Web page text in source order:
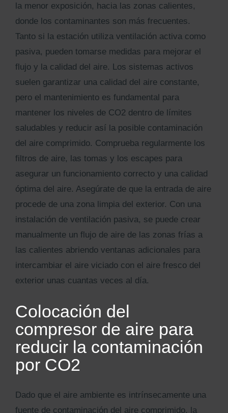
la menor exposición, hacia las zonas calientes,
donde los contaminantes son más frecuentes.
Tanto si la estación utiliza ventilación activa como
pasiva, pueden tomarse medidas para mejorar el
flujo y la calidad del aire. Los sistemas activos
suelen garantizar una calidad del aire constante,
pero el mantenimiento es fundamental para
mantener los niveles de CO2 dentro de límites
saludables y reducir así la posible contaminación
del aire comprimido. Comprueba regularmente los
filtros de aire, las tomas y los escapes para
asegurar un funcionamiento correcto y una calidad
óptima del aire. Asegúrate de que la entrada de aire
procede de una zona limpia del exterior. Con una
instalación de ventilación pasiva, se puede crear
manualmente un flujo de aire de las zonas frías a
las calientes abriendo ventanas adicionales para
intercambiar el aire viciado con el aire fresco del
exterior unas cuantas veces al día.
Colocación del
compresor de aire para
reducir la contaminación
por CO2
Dado que el aire ambiente es intrínsecamente una
fuente de contaminación del aire comprimido, la